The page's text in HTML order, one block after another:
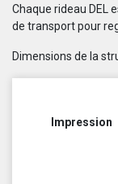
Chaque rideau DEL
de transport pour
Dimensions de la
Impression